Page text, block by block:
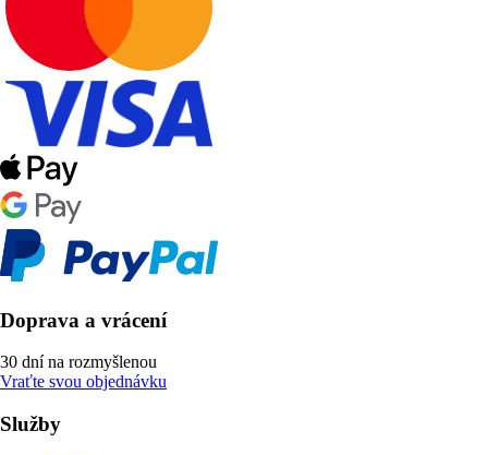
Doprava a vrácení
30 dní na rozmyšlenou
Vraťte svou objednávku
Služby